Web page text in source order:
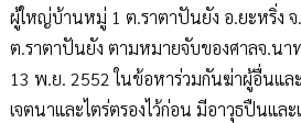
ผู้ใหญ่บ้านหมู่ 1 ต.ราตาปันยัง อ.ยะหริ่ง
ต.ราตาปันยัง ตามหมายจับของศาลจ.น
13 พ.ย. 2552 ในข้อหาร่วมกันฆ่าผู้อื่นแล
เจตนาและไตร่ตรองไว้ก่อน มีอาวุธปืนแล